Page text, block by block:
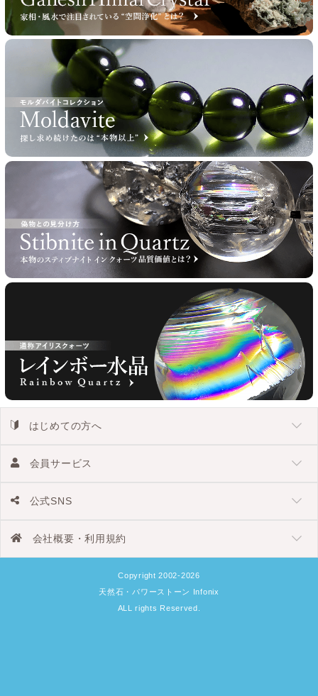
はじめての方へ
会員サービス
公式SNS
会社概要・利用規約
Copyright 2002-2026
天然石・パワーストーン Infonix
ALL rights Reserved.